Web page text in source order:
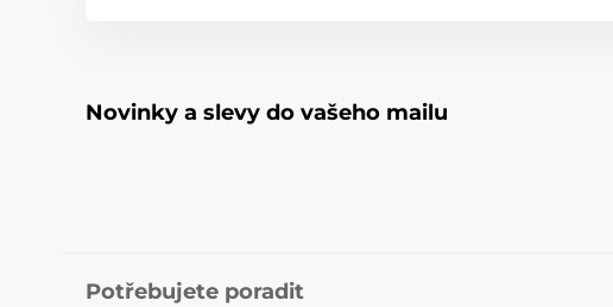
Novinky a slevy do vašeho mailu
Potřebujete poradit